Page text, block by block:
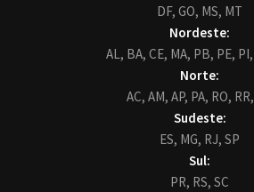
DF, GO, MS, MT
Nordeste:
AL, BA, CE, MA, PB, PE, PI,
Norte:
AC, AM, AP, PA, RO, RR,
Sudeste:
ES, MG, RJ, SP
Sul:
PR, RS, SC